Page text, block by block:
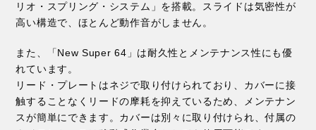
リオ・スプリング・システム」を搭載。スライドは気密性が
高い構造で、ほとんど動作音がしません。
また、「New Super 64」は耐久性とメンテナンス性にも優
れています。
リード・プレートはネジで取り付けられており、カバーに接
触することなくリードの摩耗を抑えているため、メンテナン
スが簡単にできます。カバーは別々に取り付けられ、付属の